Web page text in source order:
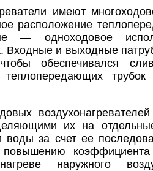
имеют
расположение
— одноходовое
Входные и выходные
обеспечивался
их на
воды за счет ее
коэффициента
наружного